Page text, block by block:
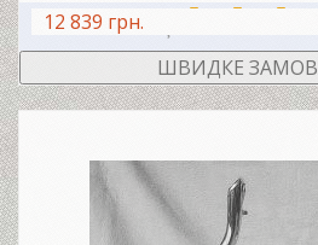
12 839 грн.
ШВИДКЕ